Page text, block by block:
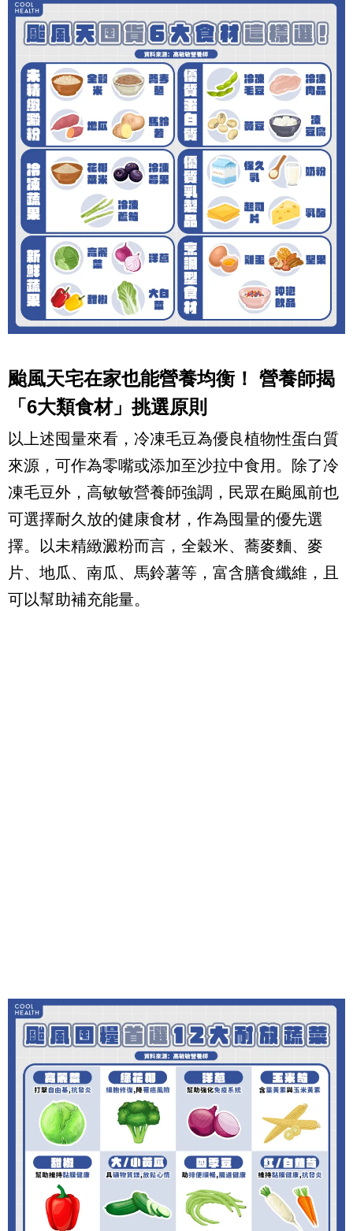
颱風天宅在家也能營養均衡！ 營養師揭
「6大類食材」挑選原則
以上述囤量來看，冷凍毛豆為優良植物性蛋白質
來源，可作為零嘴或添加至沙拉中食用。除了冷
凍毛豆外，高敏敏營養師強調，民眾在颱風前也
可選擇耐久放的健康食材，作為囤量的優先選
擇。以未精緻澱粉而言，全穀米、蕎麥麵、麥
片、地瓜、南瓜、馬鈴薯等，富含膳食纖維，且
可以幫助補充能量。